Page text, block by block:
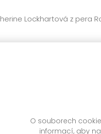
O souborech
informací, aby
Lockhartová z pera